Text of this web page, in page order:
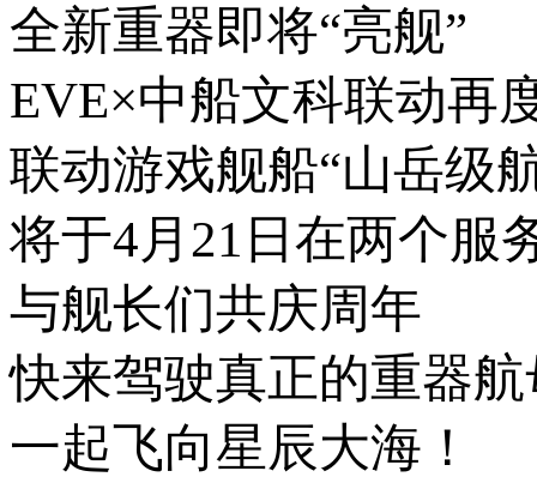
全新重器即将“亮舰”
EVE×中船文科联动再
联动游戏舰船“山岳级
将于4月21日在两个服
与舰长们共庆周年
快来驾驶真正的重器航
一起飞向星辰大海！